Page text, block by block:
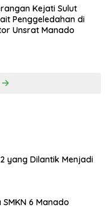
Kejati Sulut
Penggeledahan di
Unsrat Manado
yang Dilantik Menjadi
6 Manado